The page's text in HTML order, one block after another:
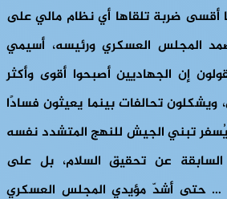
أقسى ضربة تلقاها أي نظام مالي على
المجلس العسكري ورئيسه، أسيمي
إن الجهاديين أصبحوا أقوى وأكثر
تحالفات بينما يعيثون فسادًا
يُسفر تبني الجيش للنهج المتشدد نفسه
السابقة عن تحقيق السلام، بل على
… حتى أشدّ مؤيدي المجلس العسكري